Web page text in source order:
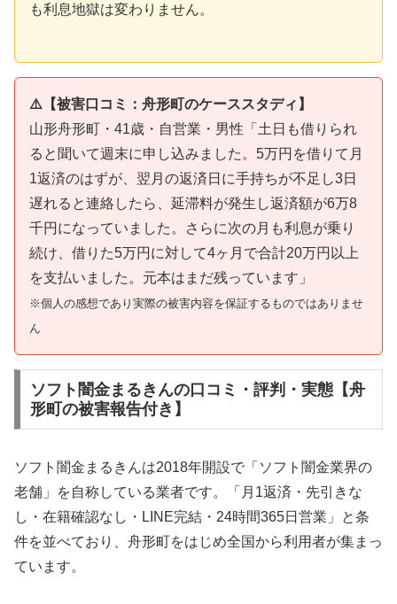
も利息地獄は変わりません。
⚠️【被害口コミ：舟形町のケーススタディ】
山形舟形町・41歳・自営業・男性「土日も借りられ
ると聞いて週末に申し込みました。5万円を借りて月
1返済のはずが、翌月の返済日に手持ちが不足し3日
遅れると連絡したら、延滞料が発生し返済額が6万8
千円になっていました。さらに次の月も利息が乗り
続け、借りた5万円に対して4ヶ月で合計20万円以上
を支払いました。元本はまだ残っています」
※個人の感想であり実際の被害内容を保証するものではありませ
ん
ソフト闇金まるきんの口コミ・評判・実態【舟
形町の被害報告付き】
ソフト闇金まるきんは2018年開設で「ソフト闇金業界の
老舗」を自称している業者です。「月1返済・先引きな
し・在籍確認なし・LINE完結・24時間365日営業」と条
件を並べており、舟形町をはじめ全国から利用者が集まっ
ています。